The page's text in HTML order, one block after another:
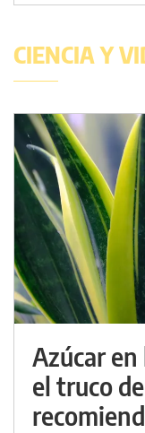
CIENCIA Y
Azúcar en
el truco